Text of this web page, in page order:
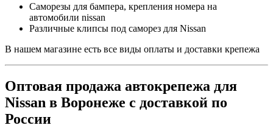
Саморезы для бампера, крепления номера на
автомобили nissan
Различные клипсы под саморез для Nissan
В нашем магазине есть все виды оплаты и доставки крепежа
Оптовая продажа автокрепежа для
Nissan в Воронеже с доставкой по
России